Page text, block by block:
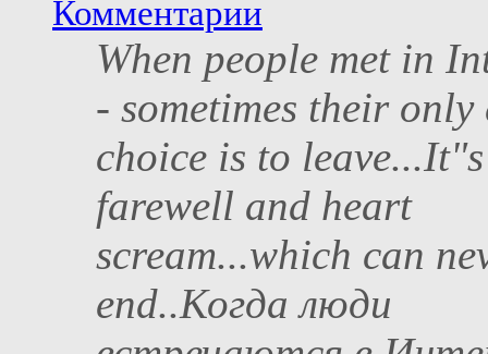
Комментарии
When people met in
- sometimes their only
choice is to leave...It"s
farewell and heart
scream...which can
end..Когда люди